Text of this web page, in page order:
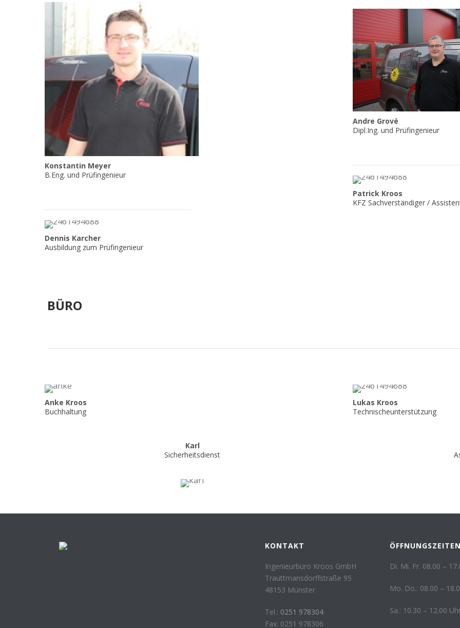
Konstantin Meyer
B.Eng. und Prüfingenieur
Dennis Karcher
Ausbildung zum Prüfingenieur
Andre Grové
Dipl.Ing. und Prüfingenieur
Patrick Kroos
KFZ Sachverständiger /
BÜRO
Anke Kroos
Buchhaltung
Lukas Kroos
Technischeunterstützung
Karl
Sicherheitsdienst
KONTAKT
Ingenieurbüro Kroos GmbH
Trauttmansdorffstraße 95
48153 Münster
Tel.: 0251 978304
Fax: 0251 978306
Di. Mi. Fr. 08.00 –
Mo. Do.: 08.00 –
Sa.: 10.30 – 12.00